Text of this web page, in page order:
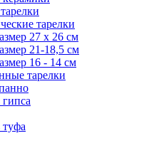
тарелки
27 х 26 см
21-18,5 см
16 - 14 см
тарелки